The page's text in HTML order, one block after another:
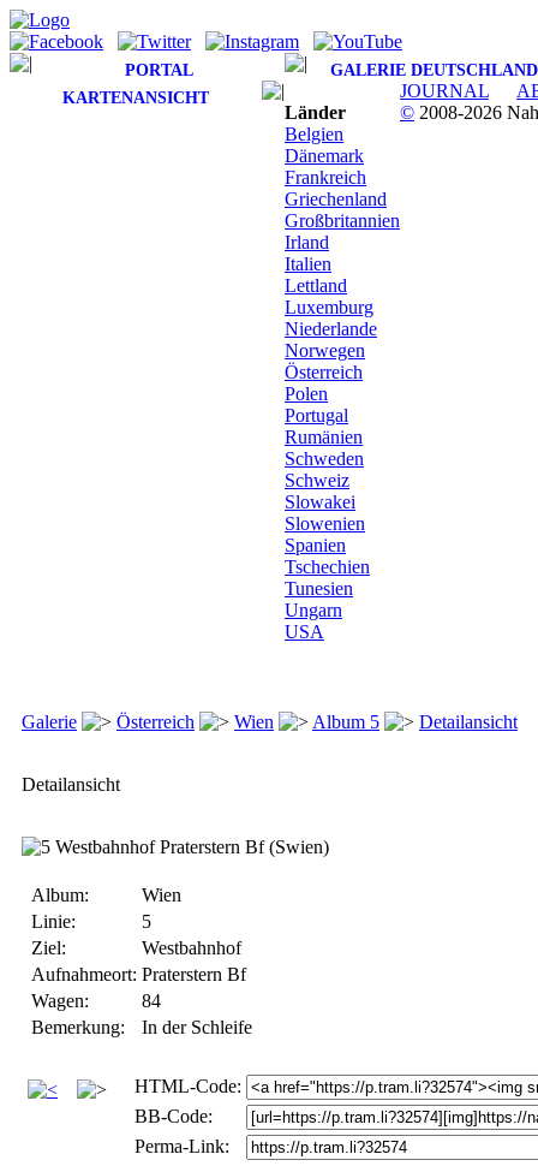
PORTAL
GALERIE DEUTSCHLAND
KARTENANSICHT
Länder
Belgien
Dänemark
Frankreich
Griechenland
Großbritannien
Irland
Italien
Lettland
Luxemburg
Niederlande
Norwegen
Österreich
Polen
Portugal
Rumänien
Schweden
Schweiz
Slowakei
Slowenien
Spanien
Tschechien
Tunesien
Ungarn
USA
Galerie Österreich Wien Album 5 Detailansicht
Detailansicht
Album:
Wien
Linie:
5
Ziel:
Westbahnhof
Aufnahmeort: Praterstern Bf
Wagen:
84
Bemerkung:
In der Schleife
HTML-Code:
BB-Code:
Perma-Link:
JOURNAL
© 2008-2026